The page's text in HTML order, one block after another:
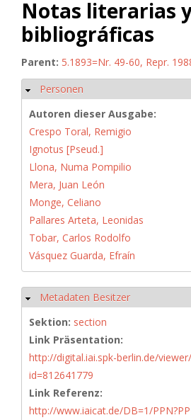
Notas literarias
bibliográficas
Parent: 5.1893=Nr. 49-60, Repr.
Ausblenden
Personen
Autoren dieser Ausgabe:
Crespo Toral, Remigio
Ignotus [Pseud.]
Llona, Numa Pompilio
Mera, Juan León
Monge, Celiano
Pallares Arteta, Leonidas
Tobar, Carlos Rodolfo
Vásquez Guarda, Efraín
Ausblenden
Metadaten Besitzer
Sektion: section
Link Präsentation:
http://digital.iai.spk-berlin.de/
id=812641779
Link Referenz:
http://www.iaicat.de/DB=1/